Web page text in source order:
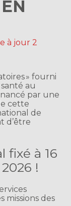
à jour 2
» fourni
au
par une
cette
de
d’être
fixé à 16
!
missions des